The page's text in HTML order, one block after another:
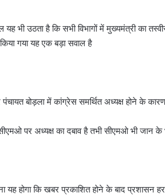
भी उठता है कि सभी विभागों में मुख्यमंत्री का
गया यह एक बड़ा सवाल है
बोड़ला में कांग्रेस समर्थित अध्यक्ष होने के
पर अध्यक्ष का दबाव है तभी सीएमओ भी जान
यह होगा कि खबर प्रकाशित होने के बाद प्रशासन